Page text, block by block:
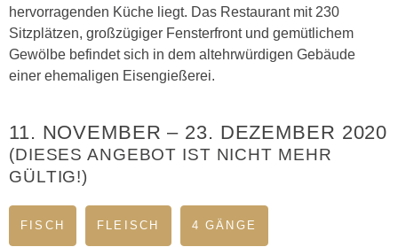
hervorragenden Küche liegt. Das Restaurant mit 230
Sitzplätzen, großzügiger Fensterfront und gemütlichem
Gewölbe befindet sich in dem altehrwürdigen Gebäude
einer ehemaligen Eisengießerei.
11. NOVEMBER – 23. DEZEMBER 2020
(DIESES ANGEBOT IST NICHT MEHR
GÜLTIG!)
FISCH FLEISCH 4 GÄNGE